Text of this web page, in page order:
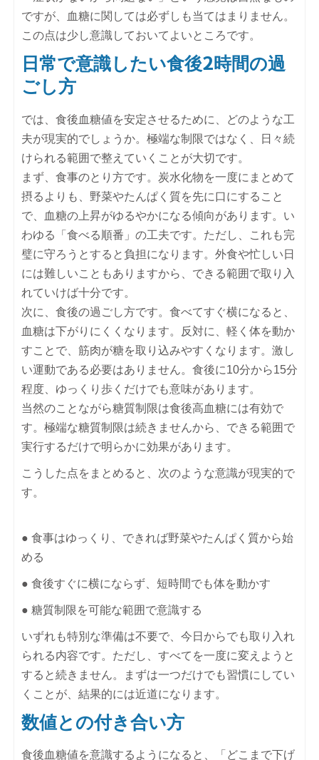
ですが、血糖に関しては必ずしも当てはまりません。
この点は少し意識しておいてよいところです。
日常で意識したい食後2時間の過
ごし方
では、食後血糖値を安定させるために、どのような工
夫が現実的でしょうか。極端な制限ではなく、日々続
けられる範囲で整えていくことが大切です。
まず、食事のとり方です。炭水化物を一度にまとめて
摂るよりも、野菜やたんぱく質を先に口にすること
で、血糖の上昇がゆるやかになる傾向があります。い
わゆる「食べる順番」の工夫です。ただし、これも完
璧に守ろうとすると負担になります。外食や忙しい日
には難しいこともありますから、できる範囲で取り入
れていけば十分です。
次に、食後の過ごし方です。食べてすぐ横になると、
血糖は下がりにくくなります。反対に、軽く体を動か
すことで、筋肉が糖を取り込みやすくなります。激し
い運動である必要はありません。食後に10分から15分
程度、ゆっくり歩くだけでも意味があります。
当然のことながら糖質制限は食後高血糖には有効で
す。極端な糖質制限は続きませんから、できる範囲で
実行するだけで明らかに効果があります。
こうした点をまとめると、次のような意識が現実的で
す。
● 食事はゆっくり、できれば野菜やたんぱく質から始
める
● 食後すぐに横にならず、短時間でも体を動かす
● 糖質制限を可能な範囲で意識する
いずれも特別な準備は不要で、今日からでも取り入れ
られる内容です。ただし、すべてを一度に変えようと
すると続きません。まずは一つだけでも習慣にしてい
くことが、結果的には近道になります。
数値との付き合い方
食後血糖値を意識するようになると、「どこまで下げ